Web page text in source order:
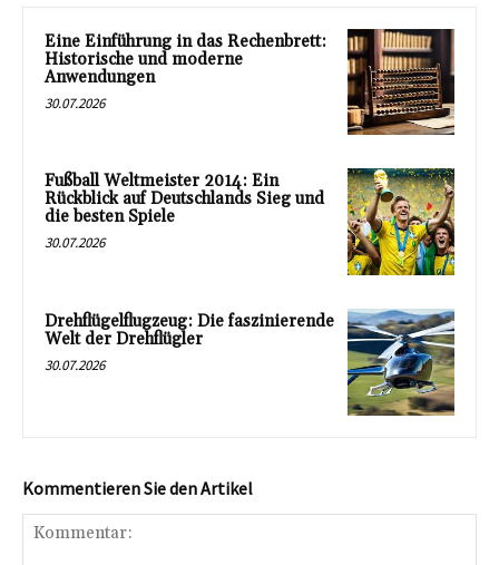
Eine Einführung in das Rechenbrett:
Historische und moderne
Anwendungen
30.07.2026
Fußball Weltmeister 2014: Ein
Rückblick auf Deutschlands Sieg und
die besten Spiele
30.07.2026
Drehflügelflugzeug: Die faszinierende
Welt der Drehflügler
30.07.2026
Kommentieren Sie den Artikel